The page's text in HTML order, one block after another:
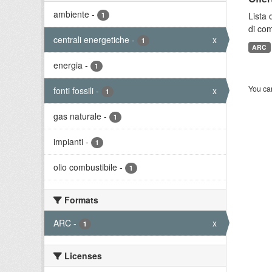
ambiente - 1
centrali energetiche - 1 x
energia - 1
fonti fossili - 1 x
gas naturale - 1
impianti - 1
olio combustibile - 1
Formats
ARC - 1 x
Licenses
Lista
di
ARC
You